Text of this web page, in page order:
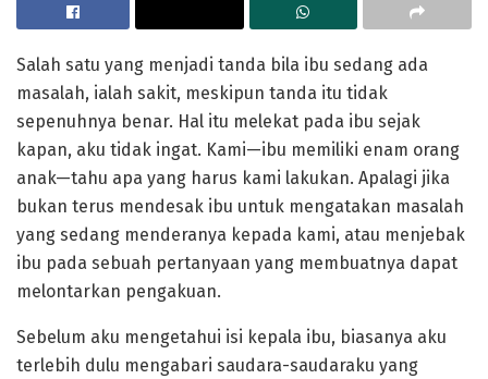
Salah satu yang menjadi tanda bila ibu sedang ada
masalah, ialah sakit, meskipun tanda itu tidak
sepenuhnya benar. Hal itu melekat pada ibu sejak
kapan, aku tidak ingat. Kami—ibu memiliki enam orang
anak—tahu apa yang harus kami lakukan. Apalagi jika
bukan terus mendesak ibu untuk mengatakan masalah
yang sedang menderanya kepada kami, atau menjebak
ibu pada sebuah pertanyaan yang membuatnya dapat
melontarkan pengakuan.
Sebelum aku mengetahui isi kepala ibu, biasanya aku
terlebih dulu mengabari saudara-saudaraku yang